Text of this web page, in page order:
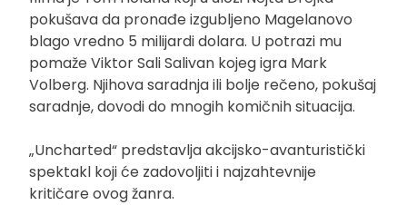
pokušava da pronađe izgubljeno Magelanovo
blago vredno 5 milijardi dolara. U potrazi mu
pomaže Viktor Sali Salivan kojeg igra Mark
Volberg. Njihova saradnja ili bolje rečeno, pokušaj
saradnje, dovodi do mnogih komičnih situacija.
„Uncharted“ predstavlja akcijsko-avanturistički
spektakl koji će zadovoljiti i najzahtevnije
kritičare ovog žanra.